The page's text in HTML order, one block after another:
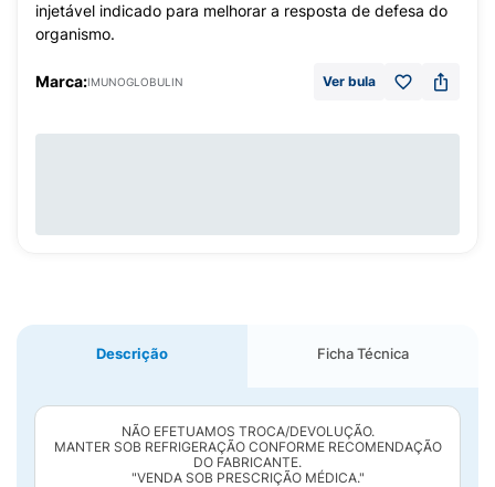
injetável indicado para melhorar a resposta de defesa do
organismo.
Marca:IMUNOGLOBULIN Ver bula
Descrição Ficha Técnica
NÃO EFETUAMOS TROCA/DEVOLUÇÃO.
MANTER SOB REFRIGERAÇÃO CONFORME RECOMENDAÇÃO
DO FABRICANTE.
"VENDA SOB PRESCRIÇÃO MÉDICA."